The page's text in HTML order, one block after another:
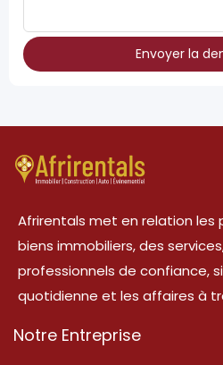
Envoyer la
Afrirentals met en relation les
biens immobiliers, des
professionnels de confiance,
quotidienne et les affaires à
Notre Entreprise